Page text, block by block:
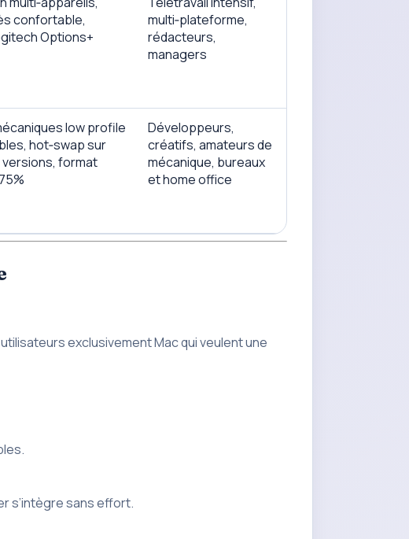
confortable,
Options+
multi‑plateforme,
rédacteurs,
managers
low profile
hot‑swap sur
format
Développeurs,
créatifs, amateurs de
mécanique, bureaux
et home office
exclusivement Mac qui veulent une
s’intègre sans effort.